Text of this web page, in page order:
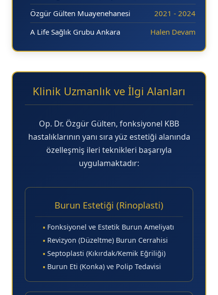
Özgür Gülten Muayenehanesi
2021 - 2024
A Life Sağlık Grubu Ankara
Halen Devam
Klinik Uzmanlık ve İlgi Alanları
Op. Dr. Özgür Gülten, fonksiyonel KBB
hastalıklarının yanı sıra yüz estetiği alanında
özelleşmiş ileri teknikleri başarıyla
uygulamaktadır:
Burun Estetiği (Rinoplasti)
▪ Fonksiyonel ve Estetik Burun Ameliyatı
▪ Revizyon (Düzeltme) Burun Cerrahisi
▪ Septoplasti (Kıkırdak/Kemik Eğriliği)
▪ Burun Eti (Konka) ve Polip Tedavisi